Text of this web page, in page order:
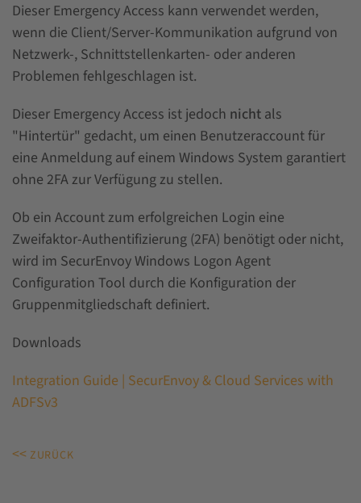
Dieser Emergency Access kann verwendet werden,
wenn die Client/Server-Kommunikation aufgrund von
Netzwerk-, Schnittstellenkarten- oder anderen
Problemen fehlgeschlagen ist.
Dieser Emergency Access ist jedoch nicht als
"Hintertür" gedacht, um einen Benutzeraccount für
eine Anmeldung auf einem Windows System garantiert
ohne 2FA zur Verfügung zu stellen.
Ob ein Account zum erfolgreichen Login eine
Zweifaktor-Authentifizierung (2FA) benötigt oder nicht,
wird im SecurEnvoy Windows Logon Agent
Configuration Tool durch die Konfiguration der
Gruppenmitgliedschaft definiert.
Downloads
Integration Guide | SecurEnvoy & Cloud Services with
ADFSv3
<< ZURÜCK